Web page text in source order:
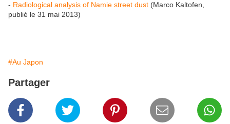
- Radiological analysis of Namie street dust (Marco Kaltofen,
publié le 31 mai 2013)
#Au Japon
Partager